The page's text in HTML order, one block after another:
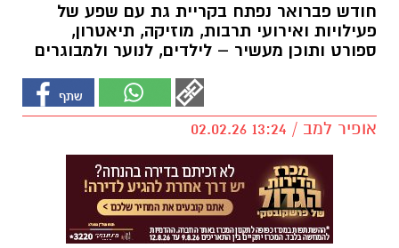
חודש פברואר נפתח בקריית גת עם שפע של
פעילויות ואירועי תרבות, מוזיקה, תיאטרון,
ספורט ותוכן מעשיר – לילדים, לנוער ולמבוגרים
אופיר למב / 13:24 02.02.26